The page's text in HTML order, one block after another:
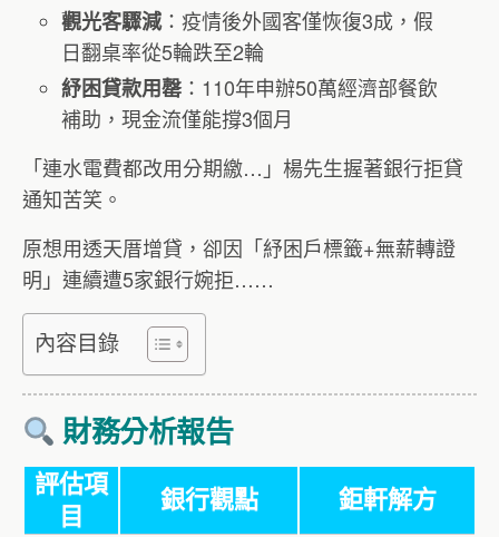
觀光客驟減：疫情後外國客僅恢復3成，假
日翻桌率從5輪跌至2輪
紓困貸款用罄 ：110年申辦50萬經濟部餐飲
補助，現金流僅能撐3個月
「連水電費都改用分期繳…」楊先生握著銀行拒貸
通知苦笑。
原想用透天厝增貸，卻因「紓困戶標籤+無薪轉證
明」連續遭5家銀行婉拒……
內容目錄
財務分析報告
評估項
目
銀行觀點 鉅軒解方